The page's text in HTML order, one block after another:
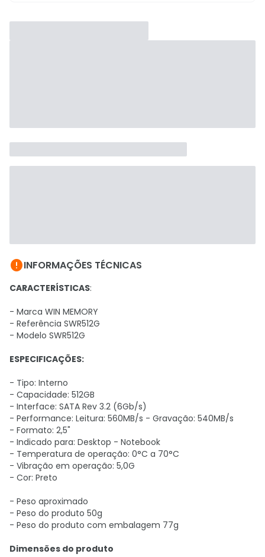
INFORMAÇÕES TÉCNICAS
CARACTERÍSTICAS:
- Marca WIN MEMORY
- Referência SWR512G
- Modelo SWR512G
ESPECIFICAÇÕES:
- Tipo: Interno
- Capacidade: 512GB
- Interface: SATA Rev 3.2 (6Gb/s)
- Performance: Leitura: 560MB/s - Gravação: 540MB/s
- Formato: 2,5"
- Indicado para: Desktop - Notebook
- Temperatura de operação: 0°C a 70°C
- Vibração em operação: 5,0G
- Cor: Preto
- Peso aproximado
- Peso do produto 50g
- Peso do produto com embalagem 77g
Dimensões do produto